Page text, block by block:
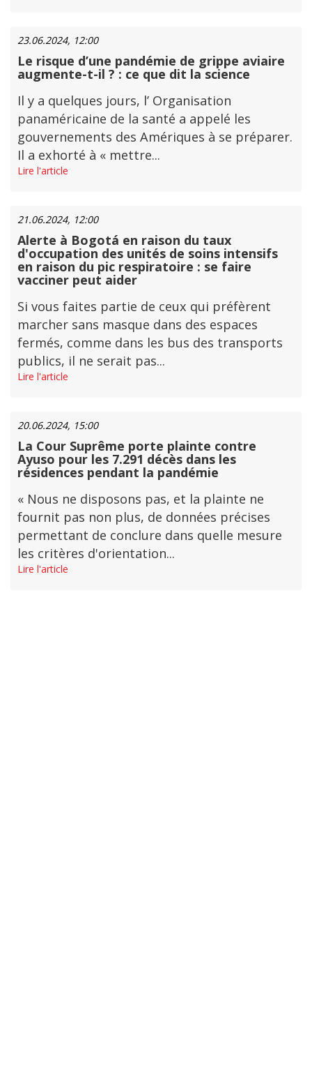
23.06.2024, 12:00
Le risque d’une pandémie de grippe aviaire
augmente-t-il ? : ce que dit la science
Il y a quelques jours, l’ Organisation
panaméricaine de la santé a appelé les
gouvernements des Amériques à se préparer.
Il a exhorté à « mettre...
Lire l'article
21.06.2024, 12:00
Alerte à Bogotá en raison du taux
d'occupation des unités de soins intensifs
en raison du pic respiratoire : se faire
vacciner peut aider
Si vous faites partie de ceux qui préfèrent
marcher sans masque dans des espaces
fermés, comme dans les bus des transports
publics, il ne serait pas...
Lire l'article
20.06.2024, 15:00
La Cour Suprême porte plainte contre
Ayuso pour les 7.291 décès dans les
résidences pendant la pandémie
« Nous ne disposons pas, et la plainte ne
fournit pas non plus, de données précises
permettant de conclure dans quelle mesure
les critères d'orientation...
Lire l'article